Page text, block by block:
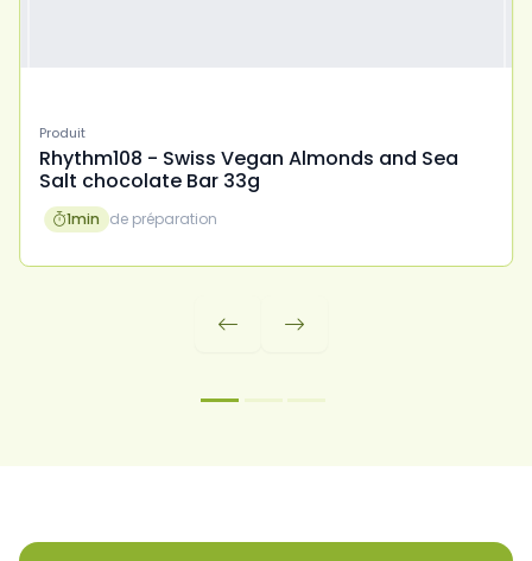
Produit
Rhythm108 - Swiss Vegan Almonds and Sea
Salt chocolate Bar 33g
1min de préparation
 